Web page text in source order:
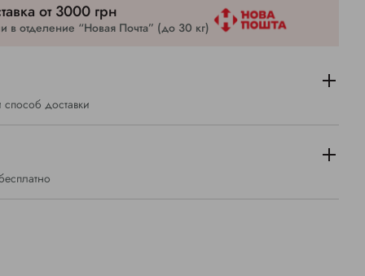
от 3000 грн
в отделение “Новая Почта” (до 30 кг)
доставки